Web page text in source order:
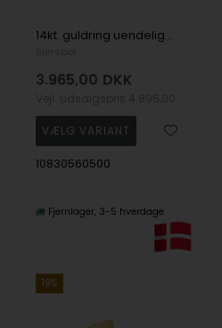
14kt. guldring uendelighed , fra Siersbøl
3.965,00 DKK
10830560500
Fjernlager 3-5 hverdage
19%